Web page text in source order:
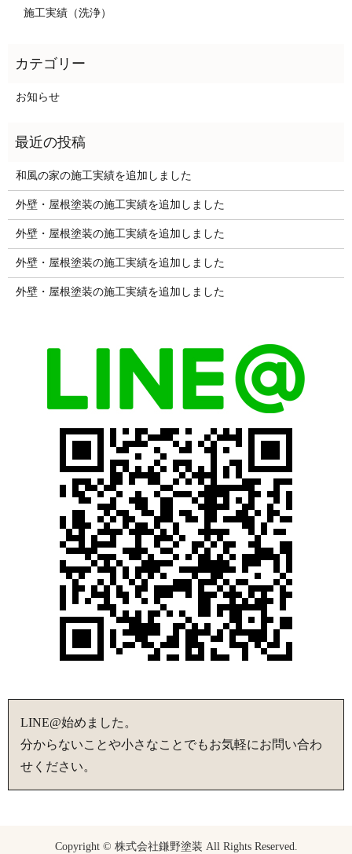
施工実績（洗浄）
お知らせ
和風の家の施工実績を追加しました
外壁・屋根塗装の施工実績を追加しました
外壁・屋根塗装の施工実績を追加しました
外壁・屋根塗装の施工実績を追加しました
外壁・屋根塗装の施工実績を追加しました
LINE@始めました。
分からないことや小さなことでもお気軽にお問い合わ
せください。
Copyright © 株式会社鎌野塗装 All Rights Reserved.